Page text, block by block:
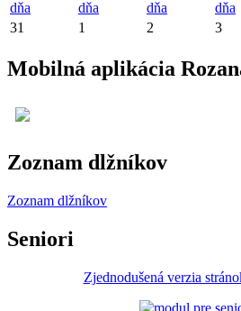
dňa
dňa
dňa
dňa
31 1 2 3
Mobilná aplikácia
Zoznam dlžníkov
Zoznam dlžníkov
Seniori
Zjednodušená verzia